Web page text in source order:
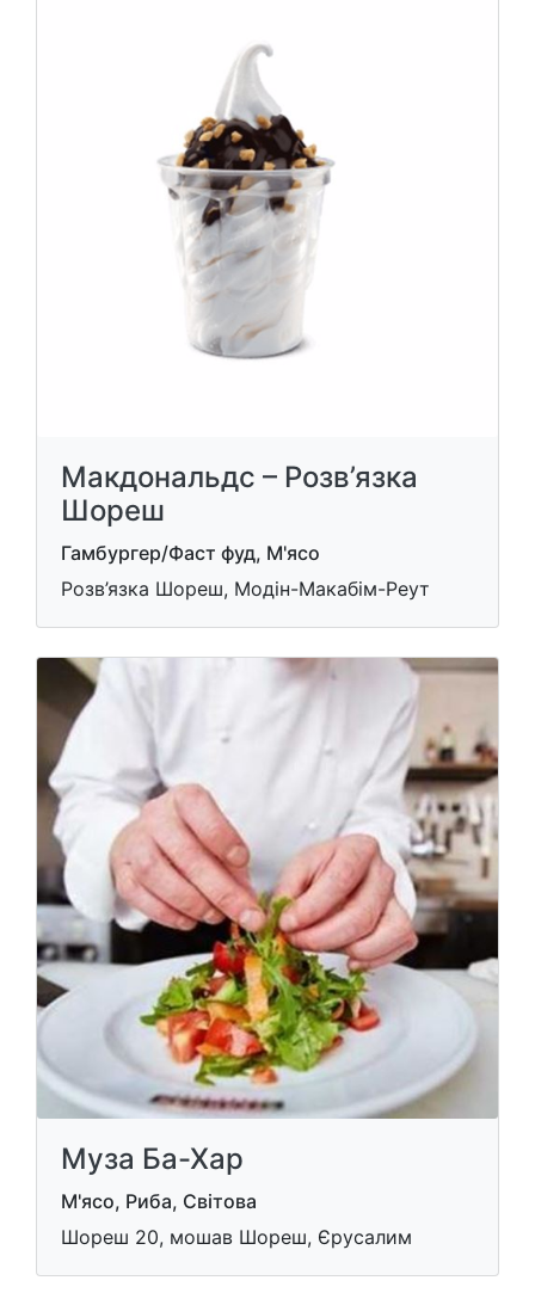
Макдональдс – Розв’язка
Шореш
Гамбургер/Фаст фуд, М'ясо
Розв’язка Шореш, Модін-Макабім-Реут
Муза Ба-Хар
М'ясо, Риба, Світова
Шореш 20, мошав Шореш, Єрусалим